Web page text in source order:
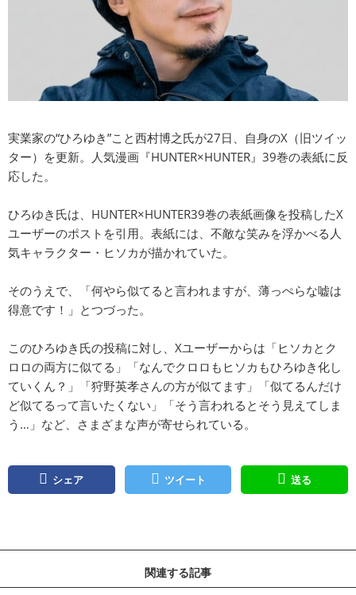
実業家の“ひろゆき”こと西村博之氏が27日、自身のX（旧ツイッ
ター）を更新。人気漫画『HUNTER×HUNTER』39巻の表紙に反
応した。
ひろゆき氏は、HUNTER×HUNTER39巻の表紙画像を投稿したX
ユーザーのポストを引用。表紙には、不敵な笑みを浮かべる人
気キャラクター・ヒソカが描かれていた。
そのうえで、「何やら似てると言われますが、薄っぺらな嘘は
得意です！」とつづった。
このひろゆき氏の投稿に対し、Xユーザーからは「ヒソカとク
ロロの両方に似てる」「なんでクロロもヒソカもひろゆき化し
ていくん？」「狩野英孝さんの方が似てます」「似てるんだけ
ど似てるって言いたくない」「そう言われるとそう見えてしま
う…」など、さまざまな声が寄せられている。
シェア ツイート 送る
関連する記事